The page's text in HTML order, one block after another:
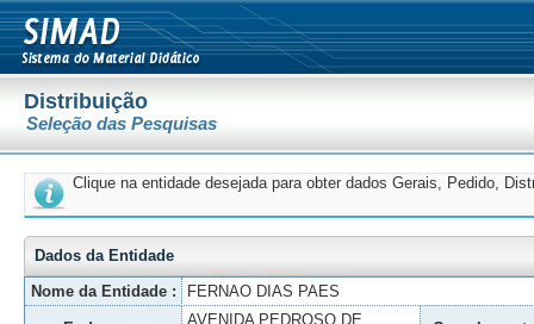
Distribuição
Seleção das Pesquisas
Clique na entidade desejada para obter dados Gerais, Pedido,
Dados da Entidade
Nome da Entidade :
FERNAO DIAS PAES
AVENIDA PEDROSO DE